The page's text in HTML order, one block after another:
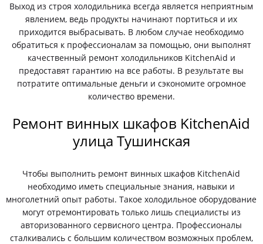
Выход из строя холодильника всегда является неприятным
явлением, ведь продукты начинают портиться и их
приходится выбрасывать. В любом случае необходимо
обратиться к профессионалам за помощью, они выполнят
качественный ремонт холодильников KitchenAid и
предоставят гарантию на все работы. В результате вы
потратите оптимальные деньги и сэкономите огромное
количество времени.
Ремонт винных шкафов KitchenAid
улица Тушинская
Чтобы выполнить ремонт винных шкафов KitchenAid
необходимо иметь специальные знания, навыки и
многолетний опыт работы. Такое холодильное оборудование
могут отремонтировать только лишь специалисты из
авторизованного сервисного центра. Профессионалы
сталкивались с большим количеством возможных проблем,